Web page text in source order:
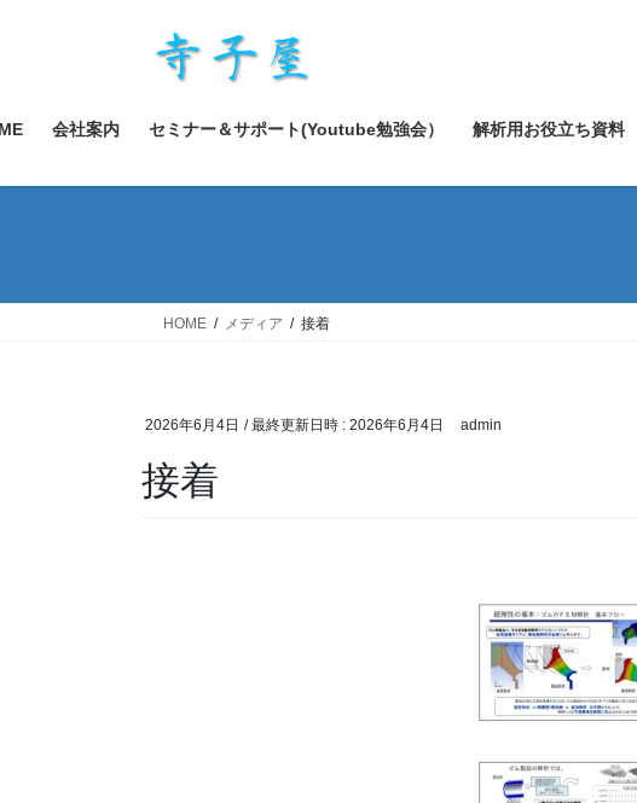
ツ
ス
シ
ン
会社案内 セミナー＆サポート(Youtube勉強会） 解析用お役立ち資料
HOME メディア 接着
2026年6月4日 / 最終更新日時 : 2026年6月4日 admin
接着